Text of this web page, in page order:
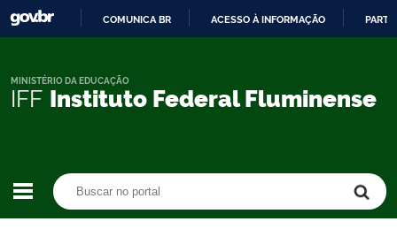
CONTEÚDO
COMUNICA BR ACESSO À INFORMAÇÃO
IFF Instituto Federal Fluminense
MINISTÉRIO DA EDUCAÇÃO